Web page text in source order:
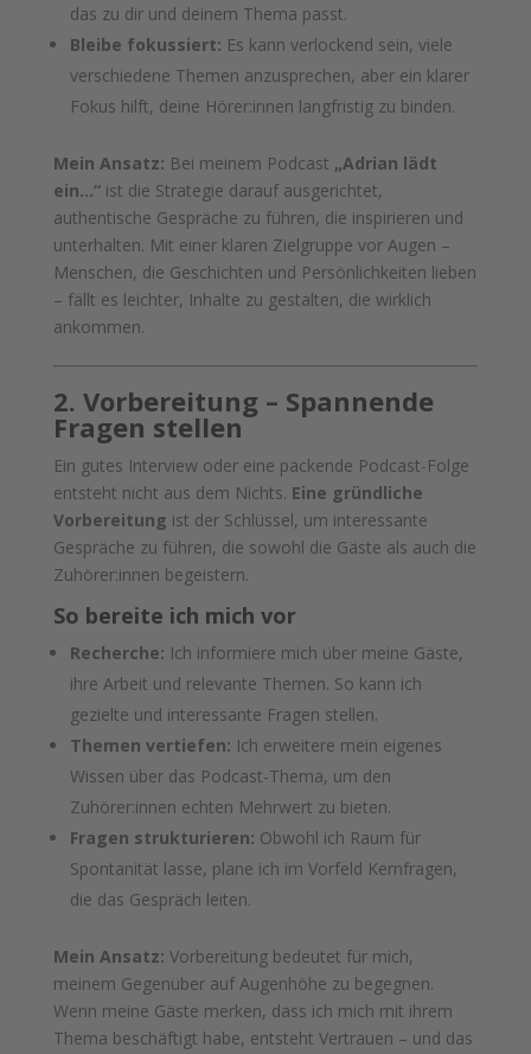
das zu dir und deinem Thema passt.
Bleibe fokussiert: Es kann verlockend sein, viele
verschiedene Themen anzusprechen, aber ein klarer
Fokus hilft, deine Hörer:innen langfristig zu binden.
Mein Ansatz: Bei meinem Podcast „Adrian lädt
ein…“ist die Strategie darauf ausgerichtet,
authentische Gespräche zu führen, die inspirieren und
unterhalten. Mit einer klaren Zielgruppe vor Augen –
Menschen, die Geschichten und Persönlichkeiten lieben
– fällt es leichter, Inhalte zu gestalten, die wirklich
ankommen.
2. Vorbereitung – Spannende
Fragen stellen
Ein gutes Interview oder eine packende Podcast-Folge
entsteht nicht aus dem Nichts. Eine gründliche
Vorbereitung ist der Schlüssel, um interessante
Gespräche zu führen, die sowohl die Gäste als auch die
Zuhörer:innen begeistern.
So bereite ich mich vor
Recherche: Ich informiere mich über meine Gäste,
ihre Arbeit und relevante Themen. So kann ich
gezielte und interessante Fragen stellen.
Themen vertiefen: Ich erweitere mein eigenes
Wissen über das Podcast-Thema, um den
Zuhörer:innen echten Mehrwert zu bieten.
Fragen strukturieren: Obwohl ich Raum für
Spontanität lasse, plane ich im Vorfeld Kernfragen,
die das Gespräch leiten.
Mein Ansatz: Vorbereitung bedeutet für mich,
meinem Gegenüber auf Augenhöhe zu begegnen.
Wenn meine Gäste merken, dass ich mich mit ihrem
Thema beschäftigt habe, entsteht Vertrauen – und das